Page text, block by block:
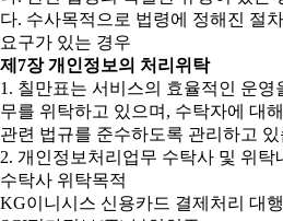
다. 수사목적으로 법령에 정해진 절
요구가 있는 경우
제7장 개인정보의 처리위탁
1. 칠만표는 서비스의 효율적인 운
무를 위탁하고 있으며, 수탁자에 대
관련 법규를 준수하도록 관리하고 있
2. 개인정보처리업무 수탁사 및 위탁
수탁사 위탁목적
KG이니시스 신용카드 결제처리 대행